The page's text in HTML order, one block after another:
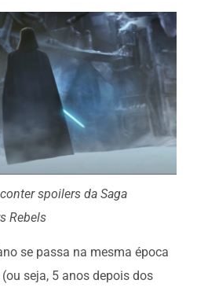
spoilers da Saga
Rebels
se passa na mesma época
seja, 5 anos depois dos